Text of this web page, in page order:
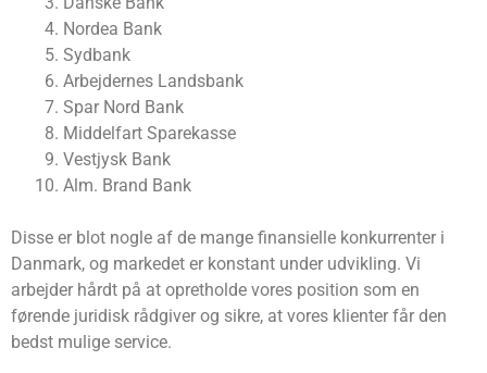
Nordea Bank
Sydbank
Arbejdernes Landsbank
Spar Nord Bank
Middelfart Sparekasse
Vestjysk Bank
Alm. Brand Bank
Disse er blot nogle af de mange finansielle konkurrenter i
Danmark, og markedet er konstant under udvikling. Vi
arbejder hårdt på at opretholde vores position som en
førende juridisk rådgiver og sikre, at vores klienter får den
bedst mulige service.